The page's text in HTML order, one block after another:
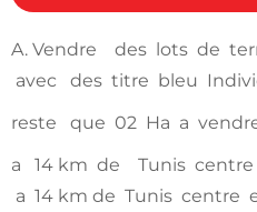
A. Vendre des lots de
avec des titre bleu
reste que 02 Ha a
a 14 km de Tunis
a 14 km de Tunis centre